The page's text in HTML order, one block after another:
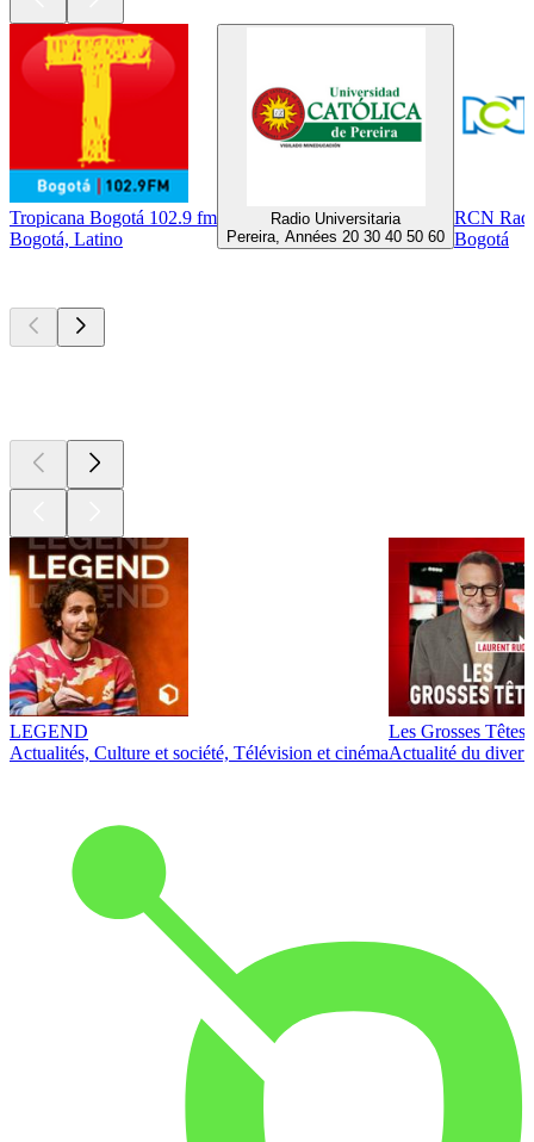
Tropicana Bogotá 102.9 fm
Bogotá, Latino
Radio Universitaria
Pereira, Années 20 30 40 50 60
RCN
Bogotá
LEGEND
Actualités, Culture et société, Télévision et cinéma
Les Grosses Têtes
Actualité du